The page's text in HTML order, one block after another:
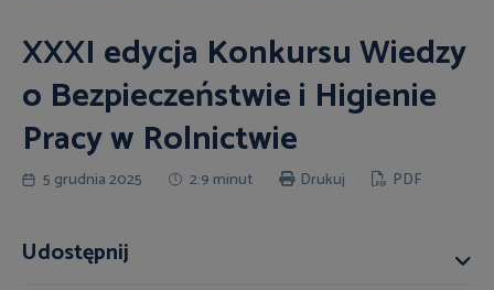
XXXI edycja Konkursu Wiedzy
o Bezpieczeństwie i Higienie
Pracy w Rolnictwie
5 grudnia 2025 2:9 minut Drukuj PDF
Udostępnij